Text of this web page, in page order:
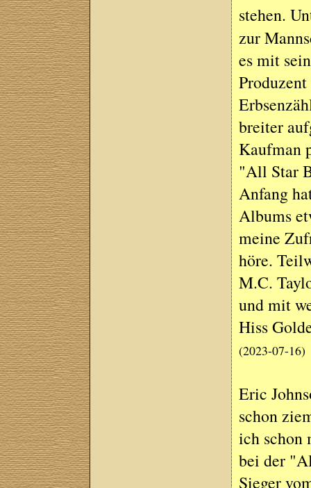
stehen.
zur
es mit
breiter
Kaufman
"All Star
Anfang
Albums
meine
höre.
M.C.
und mit
Hiss
(2023-07-16)
Eric
schon
ich schon
bei der
Sieger